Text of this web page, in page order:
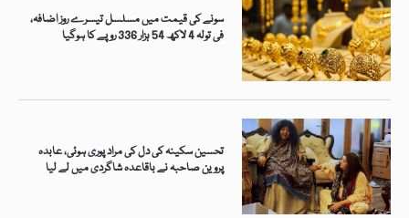
سونے کی قیمت میں مسلسل تیسرے روز اضافہ،
فی تولہ 4 لاکھ 54 ہزار 336 روپے کا ہوگیا
تحسین سکینہ کی دل کی مراد پوری ہوئی، عابدہ
پروین صاحبہ نے باقاعدہ شاگردی میں لے لیا